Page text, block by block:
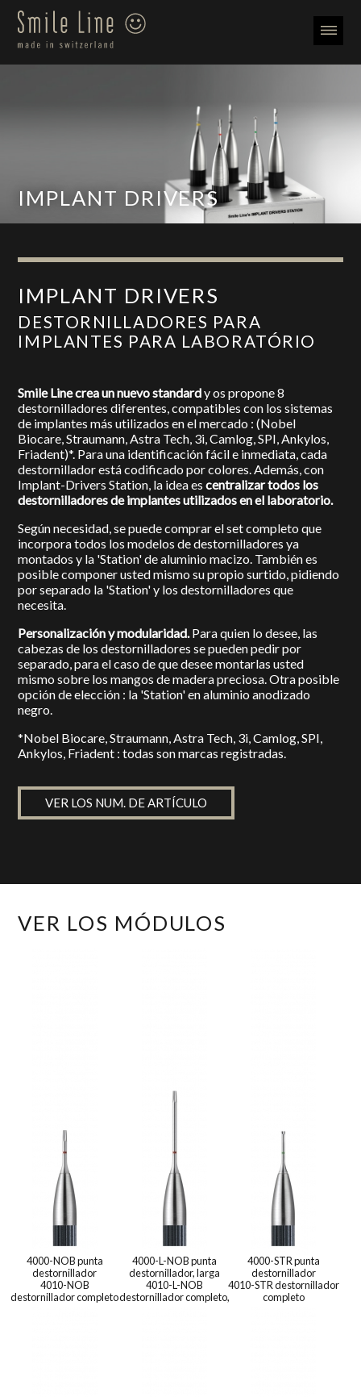
IMPLANT DRIVERS
IMPLANT DRIVERS
DESTORNILLADORES PARA
IMPLANTES PARA LABORATÓRIO
Smile Line crea un nuevo standardy os propone 8
destornilladores diferentes, compatibles con los sistemas
de implantes más utilizados en el mercado : (Nobel
Biocare, Straumann, Astra Tech, 3i, Camlog, SPI, Ankylos,
Friadent)*. Para una identificación fácil e inmediata, cada
destornillador está codificado por colores. Además, con
Implant-Drivers Station, la idea escentralizar todos los
destornilladores de implantes utilizados en el laboratorio.
Según necesidad, se puede comprar el set completo que
incorpora todos los modelos de destornilladores ya
montados y la 'Station' de aluminio macizo. También es
posible componer usted mismo su propio surtido, pidiendo
por separado la 'Station' y los destornilladores que
necesita.
Personalización y modularidad.Para quien lo desee, las
cabezas de los destornilladores se pueden pedir por
separado, para el caso de que desee montarlas usted
mismo sobre los mangos de madera preciosa. Otra posible
opción de elección : la 'Station' en aluminio anodizado
negro.
*Nobel Biocare, Straumann, Astra Tech, 3i, Camlog, SPI,
Ankylos, Friadent : todas son marcas registradas.
VER LOS NUM. DE ARTÍCULO
VER LOS MÓDULOS
4000-NOB punta
destornillador
4010-NOB
destornillador completo
4000-L-NOB punta
destornillador, larga
4010-L-NOB
destornillador completo,
4000-STR punta
destornillador
4010-STR destornillador
completo